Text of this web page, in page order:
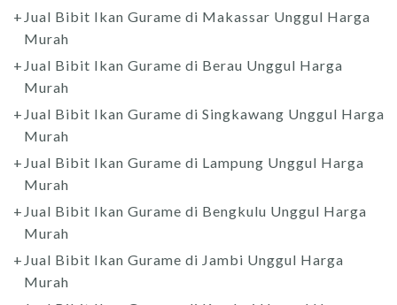
Jual Bibit Ikan Gurame di Makassar Unggul Harga
Murah
Jual Bibit Ikan Gurame di Berau Unggul Harga
Murah
Jual Bibit Ikan Gurame di Singkawang Unggul Harga
Murah
Jual Bibit Ikan Gurame di Lampung Unggul Harga
Murah
Jual Bibit Ikan Gurame di Bengkulu Unggul Harga
Murah
Jual Bibit Ikan Gurame di Jambi Unggul Harga
Murah